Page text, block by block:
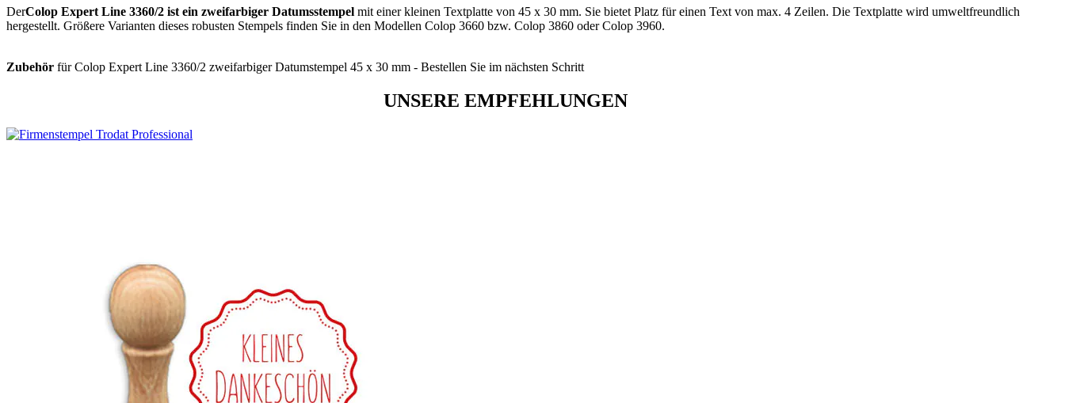
DerColop Expert Line 3360/2 ist ein zweifarbiger Datumsstempel mit einer kleinen Textplatte von 45 x 30 mm. Sie bietet Platz für einen Text von max. 4 Zeilen. Die Textplatte wird umweltfreundlich
hergestellt. Größere Varianten dieses robusten Stempels finden Sie in den Modellen Colop 3660 bzw. Colop 3860 oder Colop 3960.
Zubehör für Colop Expert Line 3360/2 zweifarbiger Datumstempel 45 x 30 mm - Bestellen Sie im nächsten Schritt
UNSERE EMPFEHLUNGEN